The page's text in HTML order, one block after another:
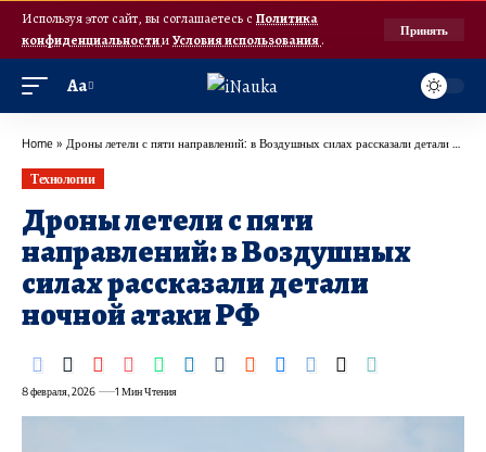
Используя этот сайт, вы соглашаетесь с Политика
конфиденциальностииУсловия использования.
Принять
Аа
Home » Дроны летели с пяти направлений: в Воздушных силах рассказали детали ночной атаки РФ
Технологии
Дроны летели с пяти
направлений: в Воздушных
силах рассказали детали
ночной атаки РФ
8 февраля, 2026 1 Мин Чтения